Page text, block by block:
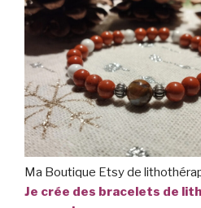
Ma Boutique Etsy de
Je crée des bracelets de